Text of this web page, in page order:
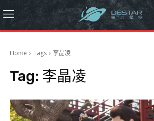
Home Tags 李晶凌
Tag: 李晶凌